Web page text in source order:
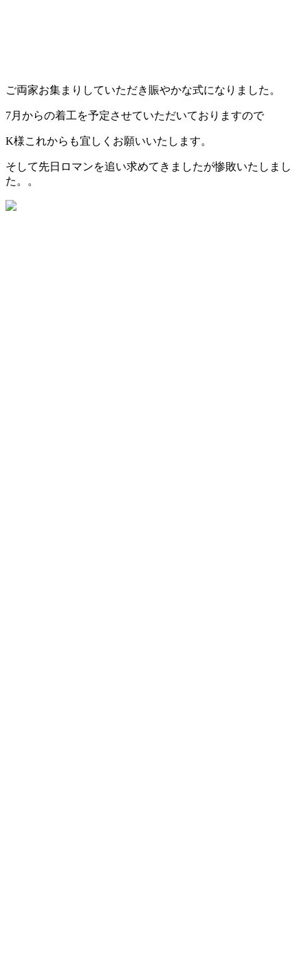
ご両家お集まりしていただき賑やかな式になりました。
7月からの着工を予定させていただいておりますので
K様これからも宜しくお願いいたします。
そして先日ロマンを追い求めてきましたが惨敗いたしまし
た。。